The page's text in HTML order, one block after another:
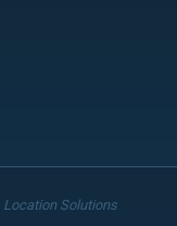
Location Solutions